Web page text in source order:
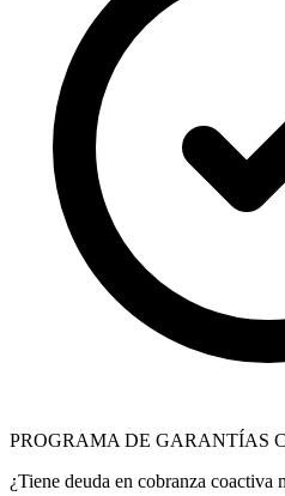
PROGRAMA DE GARANTÍAS
¿Tiene deuda en cobranza